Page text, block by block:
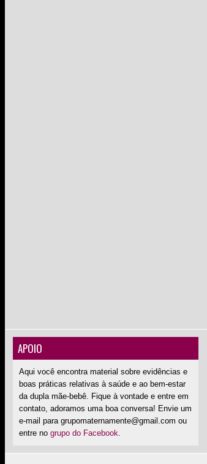
APOIO
Aqui você encontra material sobre evidências e
boas práticas relativas à saúde e ao bem-estar
da dupla mãe-bebê. Fique à vontade e entre em
contato, adoramos uma boa conversa! Envie um
e-mail para grupomaternamente@gmail.com ou
entre no grupo do Facebook